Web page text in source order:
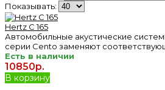
Показывать:
Hertz C 165
Автомобильные акустические
серии Cento заменяют
Есть в наличии
10850р.
В корзину